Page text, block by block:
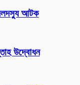
জলদস্যু আটক
উদ্বোধন